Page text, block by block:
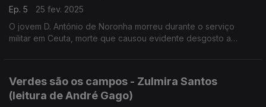
Ep. 5
25 fev. 2025
O jovem D. António de Noronha morreu durante o serviço
militar em Ceuta, morte que causou evidente desgosto a
Verdes são os campos - Zulmira Santos
(leitura de André Gago)